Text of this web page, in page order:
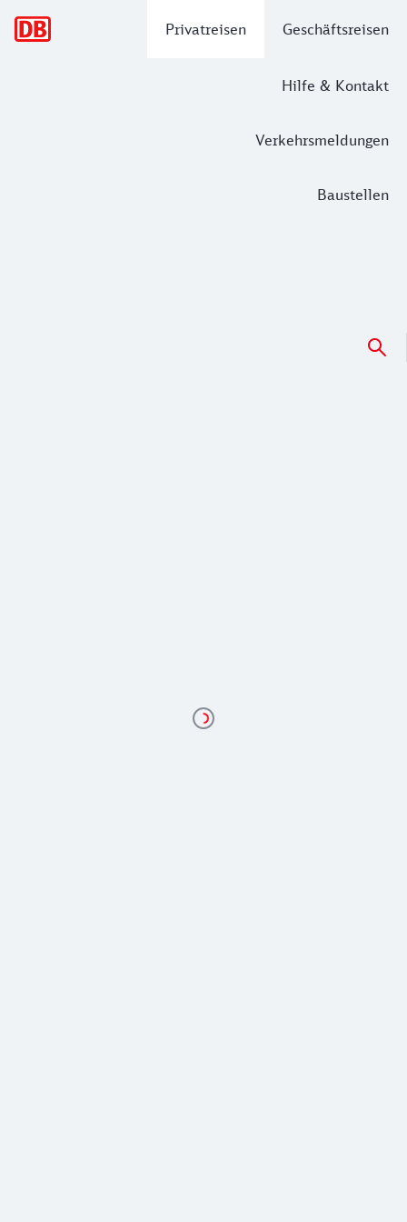
Privatreisen Geschäftsreisen
Hilfe & Kontakt
Verkehrsmeldungen
Baustellen